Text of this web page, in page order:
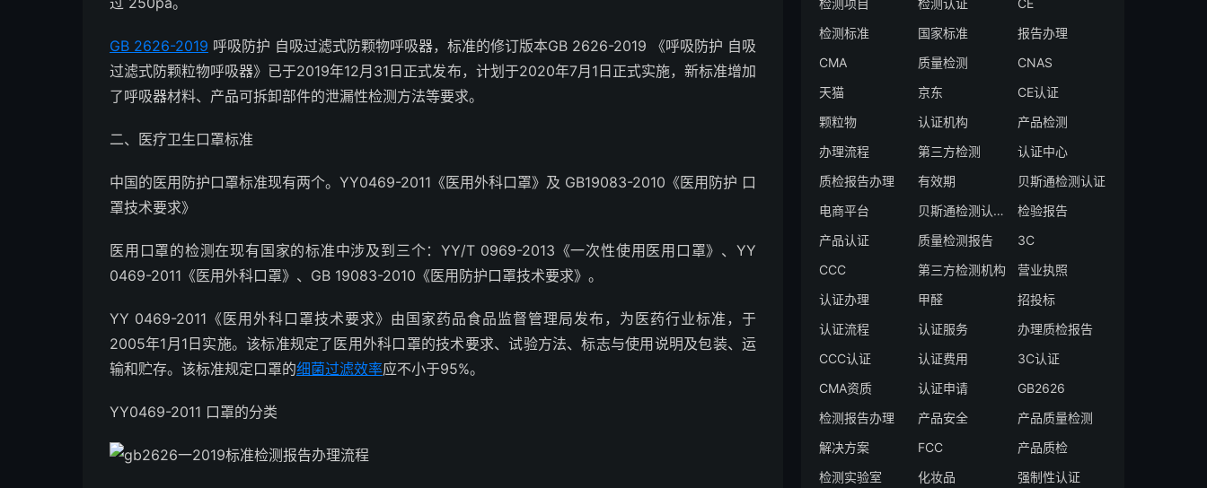
GB 2626-2019 呼吸防护 自吸过滤式防颗物呼吸器，标准的修订版本GB 2626-2019 《呼吸防护 自吸
过滤式防颗粒物呼吸器》已于2019年12月31日正式发布，计划于2020年7月1日正式实施，新标准增加
了呼吸器材料、产品可拆卸部件的泄漏性检测方法等要求。
二、医疗卫生口罩标准
中国的医用防护口罩标准现有两个。YY0469-2011《医用外科口罩》及 GB19083-2010《医用防护 口
罩技术要求》
医用口罩的检测在现有国家的标准中涉及到三个：YY/T 0969-2013《一次性使用医用口罩》、YY
0469-2011《医用外科口罩》、GB 19083-2010《医用防护口罩技术要求》。
YY 0469-2011《医用外科口罩技术要求》由国家药品食品监督管理局发布，为医药行业标准，于
2005年1月1日实施。该标准规定了医用外科口罩的技术要求、试验方法、标志与使用说明及包装、运
输和贮存。该标准规定口罩的细菌过滤效率应不小于95%。
YY0469-2011 口罩的分类
检测项目
检测认证
CE
检测标准
国家标准
报告办理
CMA
质量检测
CNAS
天猫
京东
CE认证
颗粒物
认证机构
产品检测
办理流程
第三方检测
认证中心
质检报告办理
有效期
贝斯通检测认证
电商平台
贝斯通检测认证中心
检验报告
产品认证
质量检测报告
3C
CCC
第三方检测机构
营业执照
认证办理
甲醛
招投标
认证流程
认证服务
办理质检报告
CCC认证
认证费用
3C认证
CMA资质
认证申请
GB2626
检测报告办理
产品安全
产品质量检测
解决方案
FCC
产品质检
检测实验室
化妆品
强制性认证